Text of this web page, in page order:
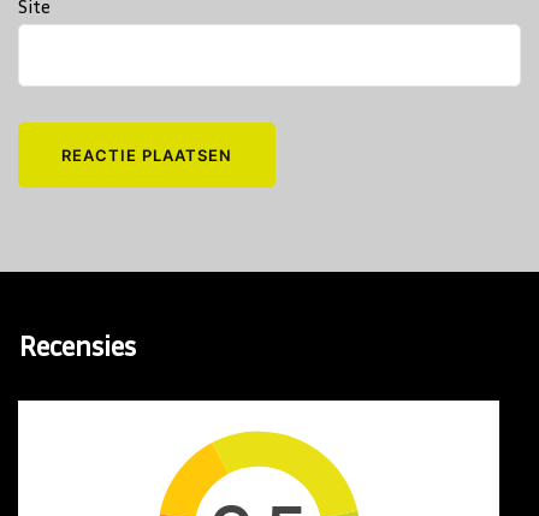
Site
Recensies